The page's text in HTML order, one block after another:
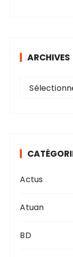
ARCHIVES
e
Actus
Atuan
BD